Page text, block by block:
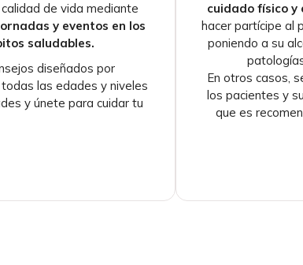
de vida mediante
y eventos en los
saludables.
diseñados por
las edades y niveles
y únete para cuidar tu
cuidado físico y
hacer partícipe al
poniendo a su
En otros casos,
los pacientes y
que es